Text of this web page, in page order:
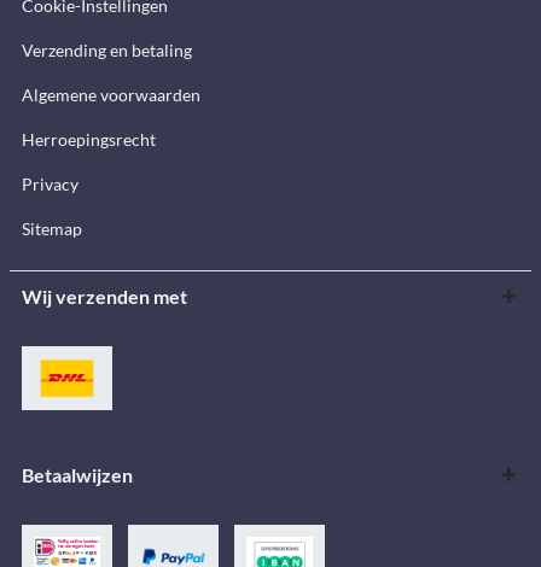
Cookie-Instellingen
Verzending en betaling
Algemene voorwaarden
Herroepingsrecht
Privacy
Sitemap
Wij verzenden met
Betaalwijzen